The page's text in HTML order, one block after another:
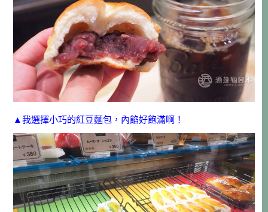
▲我選擇小巧的紅豆麵包，內餡好飽滿啊！